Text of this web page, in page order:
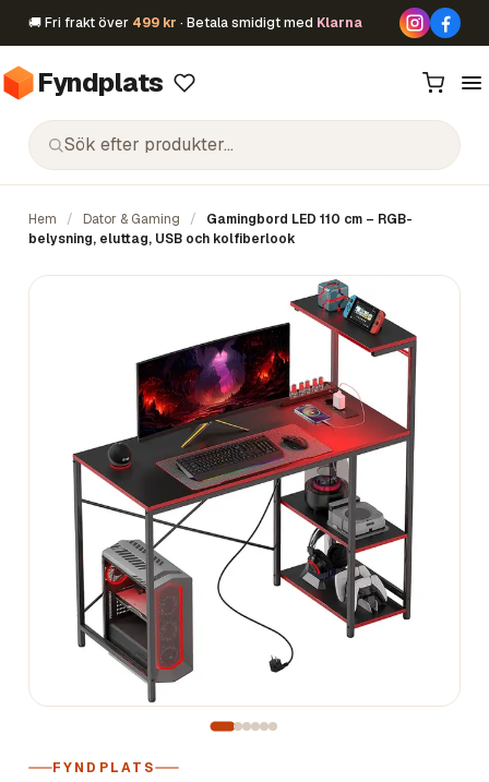
🚚 Fri frakt över 499 kr · Betala smidigt med Klarna
Fyndplats
Hem / Dator & Gaming /
Gamingbord LED 110 cm – RGB-
belysning, eluttag, USB och kolfiberlook
FYNDPLATS